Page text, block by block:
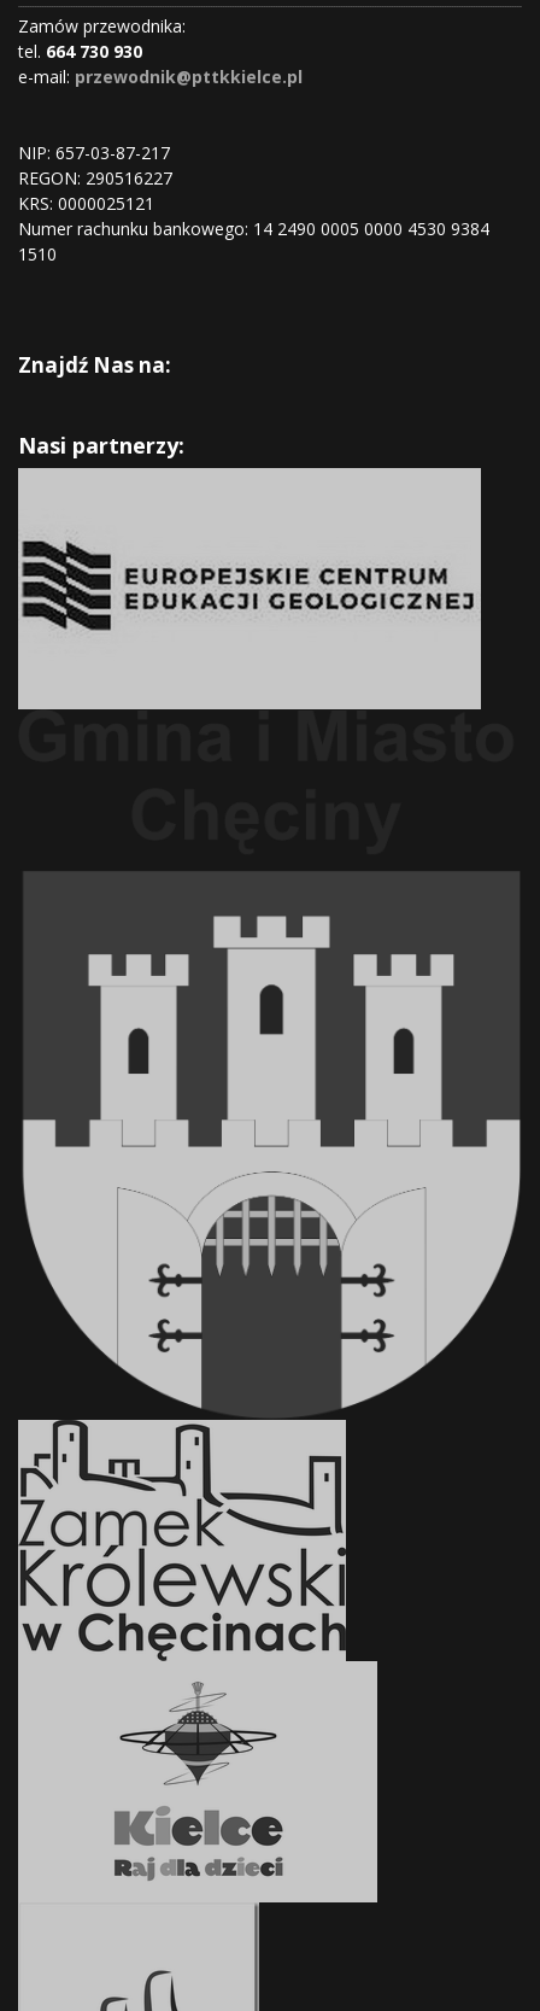
Zamów przewodnika:
tel. 664 730 930
e-mail: przewodnik@pttkkielce.pl
NIP: 657-03-87-217
REGON: 290516227
KRS: 0000025121
Numer rachunku bankowego: 14 2490 0005 0000 4530 9384
1510
Znajdź Nas na:
Nasi partnerzy: